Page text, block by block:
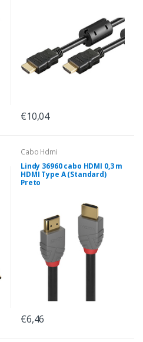
€10,04
Cabo Hdmi
Lindy 36960 cabo HDMI 0,3 m
HDMI Type A (Standard)
Preto
€6,46